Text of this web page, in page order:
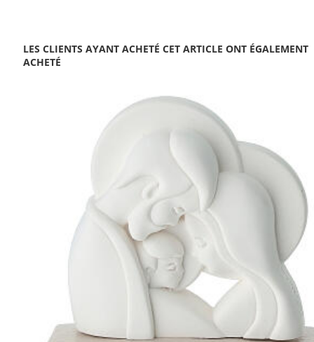
LES CLIENTS AYANT ACHETÉ CET ARTICLE ONT ÉGALEMENT
ACHETÉ